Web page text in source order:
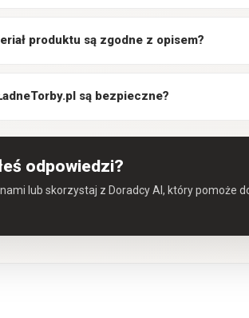
produktu są zgodne z opisem?
są bezpieczne?
odpowiedzi?
lub skorzystaj z Doradcy AI, który pomoże